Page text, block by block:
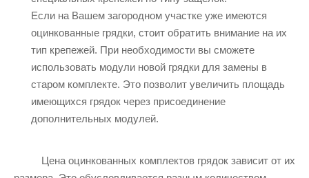
Если на Вашем загородном участке уже имеются
оцинкованные грядки, стоит обратить внимание на их
тип крепежей. При необходимости вы сможете
использовать модули новой грядки для замены в
старом комплекте. Это позволит увеличить площадь
имеющихся грядок через присоединение
дополнительных модулей.
Цена оцинкованных комплектов грядок зависит от их